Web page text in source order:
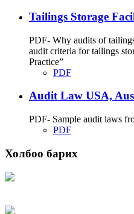
Tailings Storage
PDF- Why audits of
audit criteria for tailings
Practice”
PDF
Audit Law USA,
PDF- Sample audit laws
PDF
Холбоо барих